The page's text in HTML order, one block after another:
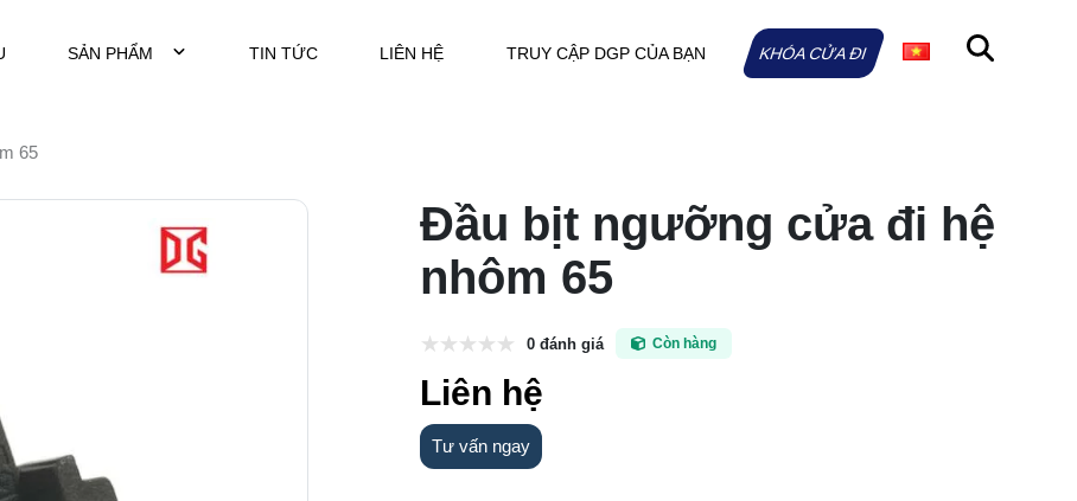
SẢN PHẨM TIN TỨC LIÊN HỆ TRUY CẬP DGP CỦA BẠN KHÓA CỬA ĐI
65
Đầu bịt ngưỡng cửa đi hệ
nhôm 65
0 đánh giá Còn hàng
Liên hệ
Tư vấn ngay